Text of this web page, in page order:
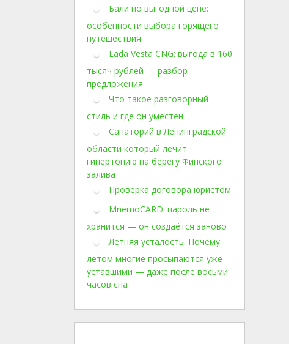
Бали по выгодной цене:
особенности выбора горящего
путешествия
Lada Vesta CNG: выгода в 160
тысяч рублей — разбор
предложения
Что такое разговорный
стиль и где он уместен
Санаторий в Ленинградской
области который лечит
гипертонию на берегу Финского
залива
Проверка договора юристом
MnemoCARD: пароль не
хранится — он создаётся заново
Летняя усталость. Почему
летом многие просыпаются уже
уставшими — даже после восьми
часов сна